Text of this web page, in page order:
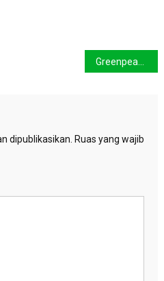
dipublikasikan. Ruas yang wajib